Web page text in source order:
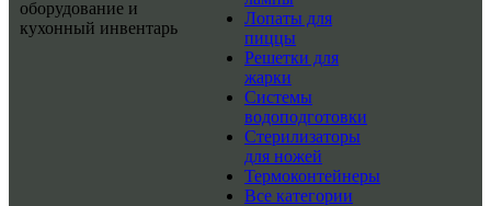
Лопаты для
пиццы
Решетки для
жарки
Системы
водоподготовки
Стерилизаторы
для ножей
Термоконтейнеры
Все категории